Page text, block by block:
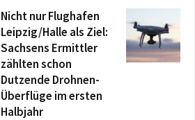
Nicht nur Flughafen
Leipzig/Halle als Ziel:
Sachsens Ermittler
zählten schon
Dutzende Drohnen-
Überflüge im ersten
Halbjahr